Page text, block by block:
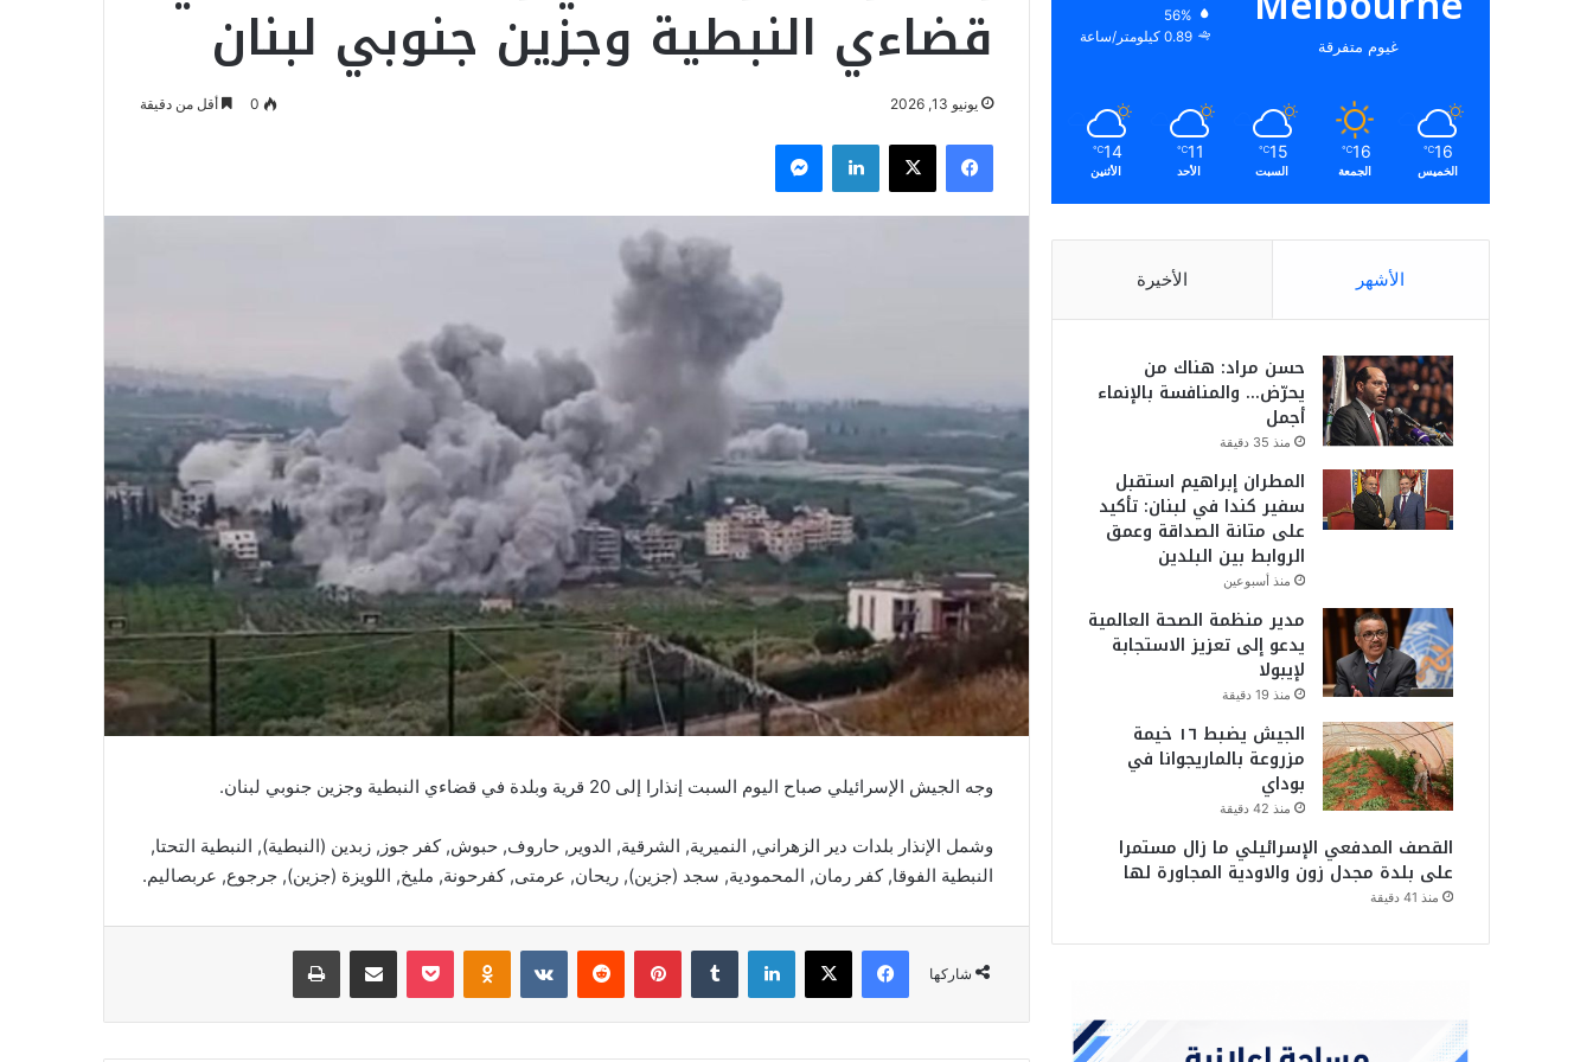
قضاءي النبطية وجزين جنوبي لبنان
يونيو 13, 2026 0 أقل من دقيقة
فيسبوك لينكدإن
وجه الجيش الإسرائيلي صباح اليوم السبت إنذارا إلى 20 قرية وبلدة في قضاءي النبطية وجزين جنوبي لبنان.
وشمل الإنذار بلدات دير الزهراني, النميرية, الشرقية, الدوير, حاروف, حبوش, کفر جوز, زبدين (النبطية), النبطية التحتا,
النبطية الفوقا, کفر رمان, المحمودية, سجد (جزين), ریحان, عرمتى, كفرحونة, مليخ, اللويزة (جزين), جرجوع, عربصاليم.
شاركها
فيسبوك لينكدإن بينتيريست
غيوم متفرقة
56%
0.89 كيلومتر/ساعة
16
℃
الخميس
16
℃
الجمعة
15
℃
السبت
11
℃
الأحد
14
℃
الأثنين
الأشهر الأخيرة
حسن مراد: هناك من
يحرّض… والمنافسة بالإنماء
أجمل
منذ 35 دقيقة
المطران إبراهيم استقبل
سفير كندا في لبنان: تأكيد
على متانة الصداقة وعمق
الروابط بين البلدين
منذ أسبوعين
مدير منظمة الصحة العالمية
يدعو إلى تعزيز الاستجابة
لإيبولا
منذ 19 دقيقة
الجيش يضبط ١٦ خيمة
مزروعة بالماريجوانا في
بوداي
منذ 42 دقيقة
القصف المدفعي الإسرائيلي ما زال مستمرا
على بلدة مجدل زون والاودية المجاورة لها
منذ 41 دقيقة